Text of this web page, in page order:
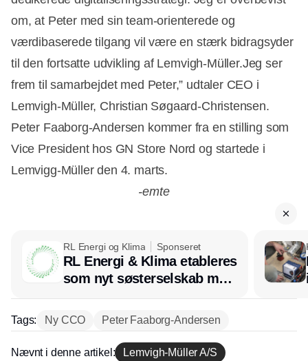
om, at Peter med sin team-orienterede og
værdibaserede tilgang vil være en stærk bidragsyder
til den fortsatte udvikling af Lemvigh-Müller.Jeg ser
frem til samarbejdet med Peter,” udtaler CEO i
Lemvigh-Müller, Christian Søgaard-Christensen.
Peter Faaborg-Andersen kommer fra en stilling som
Vice President hos GN Store Nord og startede i
Lemvigg-Müller den 4. marts.
Annonce
-emte
RL Energi og Klima Sponseret
RL Energi & Klima etableres
som nyt søsterselskab med
afsæt i RL Ventilation
Tags: Ny CCO Peter Faaborg-Andersen
Nævnt i denne artikel: Lemvigh-Müller A/S